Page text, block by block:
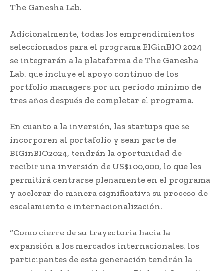
The Ganesha Lab.
Adicionalmente, todas los emprendimientos
seleccionados para el programa BIGinBIO 2024
se integrarán a la plataforma de The Ganesha
Lab, que incluye el apoyo continuo de los
portfolio managers por un período mínimo de
tres años después de completar el programa.
En cuanto a la inversión, las startups que se
incorporen al portafolio y sean parte de
BIGinBIO2024, tendrán la oportunidad de
recibir una inversión de US$100,000, lo que les
permitirá centrarse plenamente en el programa
y acelerar de manera significativa su proceso de
escalamiento e internacionalización.
“Como cierre de su trayectoria hacia la
expansión a los mercados internacionales, los
participantes de esta generación tendrán la